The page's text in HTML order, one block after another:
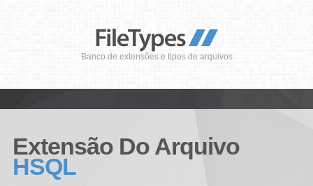
Banco de extensões e tipos de arquivos
Extensão Do Arquivo
HSQL